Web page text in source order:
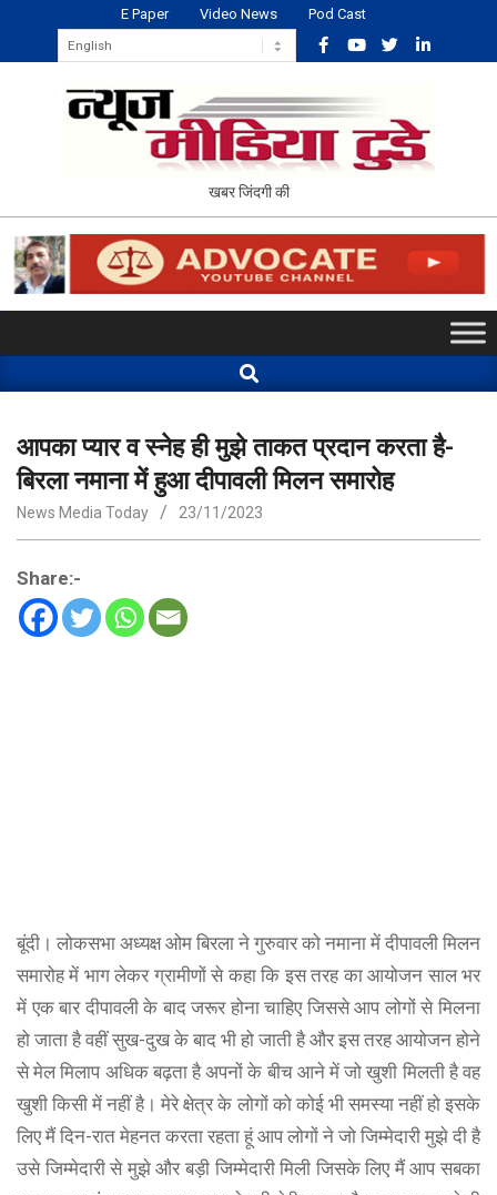
content
E Paper Video News Pod Cast
MEDIA
TODAY
खबर जिंदगी की
Navigation
Search
आपका प्यार व स्नेह ही मुझे ताकत प्रदान करता है-
बिरला नमाना में हुआ दीपावली मिलन समारोह
News Media Today 23/11/2023
Share:-
बूंदी। लोकसभा अध्यक्ष ओम बिरला ने गुरुवार को नमाना में दीपावली मिलन
समारोह में भाग लेकर ग्रामीणों से कहा कि इस तरह का आयोजन साल भर
में एक बार दीपावली के बाद जरूर होना चाहिए जिससे आप लोगों से मिलना
हो जाता है वहीं सुख-दुख के बाद भी हो जाती है और इस तरह आयोजन होने
से मेल मिलाप अधिक बढ़ता है अपनों के बीच आने में जो खुशी मिलती है वह
खुशी किसी में नहीं है। मेरे क्षेत्र के लोगों को कोई भी समस्या नहीं हो इसके
लिए मैं दिन-रात मेहनत करता रहता हूं आप लोगों ने जो जिम्मेदारी मुझे दी है
उसे जिम्मेदारी से मुझे और बड़ी जिम्मेदारी मिली जिसके लिए मैं आप सबका